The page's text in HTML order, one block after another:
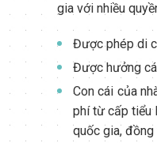
gia với nhiều
Được phép di
Được hưởng
Con cái của
phí từ cấp tiểu
quốc gia,